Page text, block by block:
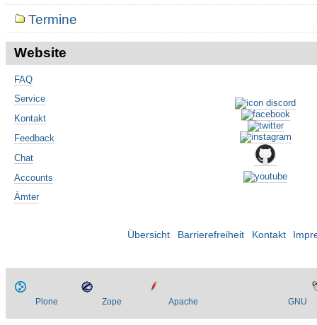
Termine
Website
FAQ
Service
Kontakt
Feedback
Chat
Accounts
Ämter
Übersicht Barrierefreiheit Kontakt
Plone Zope Apache GNU